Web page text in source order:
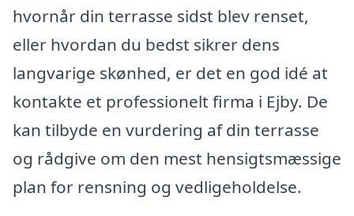
hvornår din terrasse sidst blev renset,
eller hvordan du bedst sikrer dens
langvarige skønhed, er det en god idé at
kontakte et professionelt firma i Ejby. De
kan tilbyde en vurdering af din terrasse
og rådgive om den mest hensigtsmæssige
plan for rensning og vedligeholdelse.